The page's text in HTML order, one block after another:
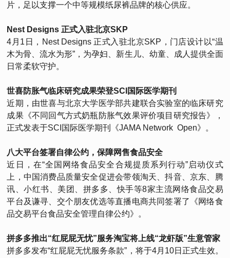
片，足以支撑一个中等规模纸尿裤品牌的核心供应。
Nest Designs 正式入驻北京SKP
4月1日，Nest Designs 正式入驻北京SKP，门店设计以“温
木为骨、流水为形”，为孕妇、新生儿、幼童、成人提供全面
日常柔软守护。
世喜防胀气临床研究成果荣登SCI国际医学期刊
近期，由世喜与北京大学医学部共建联合实验室的临床研究
成果《不同回气方式奶瓶防胀气效果评价项目研究报告》，
正式发表于SCI国际医学期刊《JAMA Network Open》。
八大平台签署自律公约，保障网售食品安全
近日，在“全国网络食品安全合规提质系列行动”启动仪式
上，中国消费品质量安全促进会带领淘天、抖音、京东、腾
讯、小红书、美团、拼多多、快手等8家主流网络食品交易
平台及谦寻、交个朋友优选等直播电商共同签署了《网络食
品交易平台食品安全管理自律公约》。
拼多多推出“红屁屁无忧”服务淘宝将上线“龙虾版”生意管家
拼多多发布“红屁屁无忧服务条款”，将于4月10日正式生效。